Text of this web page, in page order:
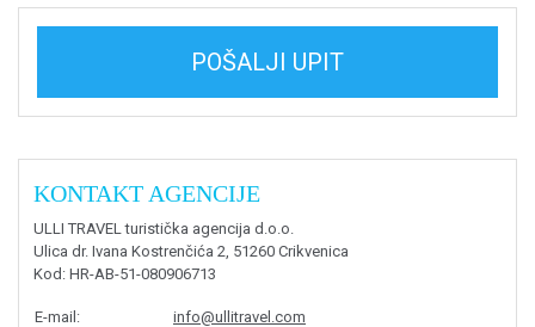
POŠALJI UPIT
KONTAKT AGENCIJE
ULLI TRAVEL turistička agencija d.o.o.
Ulica dr. Ivana Kostrenčića 2, 51260 Crikvenica
Kod : HR-AB-51-080906713
E-mail :
info@ullitravel.com